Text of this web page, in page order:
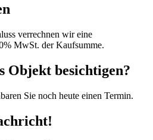
verrechnen wir eine
MwSt. der Kaufsumme.
Objekt besichtigen?
Sie noch heute einen Termin.